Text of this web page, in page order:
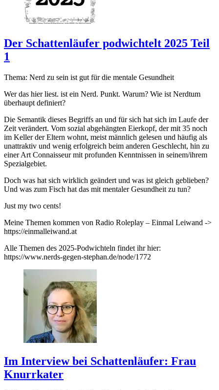
Der Schattenläufer podwichtelt 2025 Teil
1
Thema: Nerd zu sein ist gut für die mentale Gesundheit
Wer das hier liest. ist ein Nerd. Punkt. Warum? Wie ist Nerdtum
überhaupt definiert?
Die Semantik dieses Begriffs an und für sich hat sich im Laufe der
Zeit verändert. Vom sozial abgehängten Eierkopf, der mit 35 noch
im Keller der Eltern wohnt, meist männlich gelesen und häufig als
unattraktiv und wenig erfolgreich beim anderen Geschlecht, hin zu
einer Art Connaisseur mit profunden Kenntnissen in seinem/ihrem
Spezialgebiet.
Doch was hat sich wirklich geändert und was ist gleich geblieben?
Und was zum Fisch hat das mit mentaler Gesundheit zu tun?
Just my two cents!
Meine Themen kommen von Radio Roleplay – Einmal Leiwand ->
https://einmalleiwand.at
Alle Themen des 2025-Podwichteln findet ihr hier:
https://www.nerds-gegen-stephan.de/node/1772
Im Interview bei Schattenläufer: Frau
Knurrkater